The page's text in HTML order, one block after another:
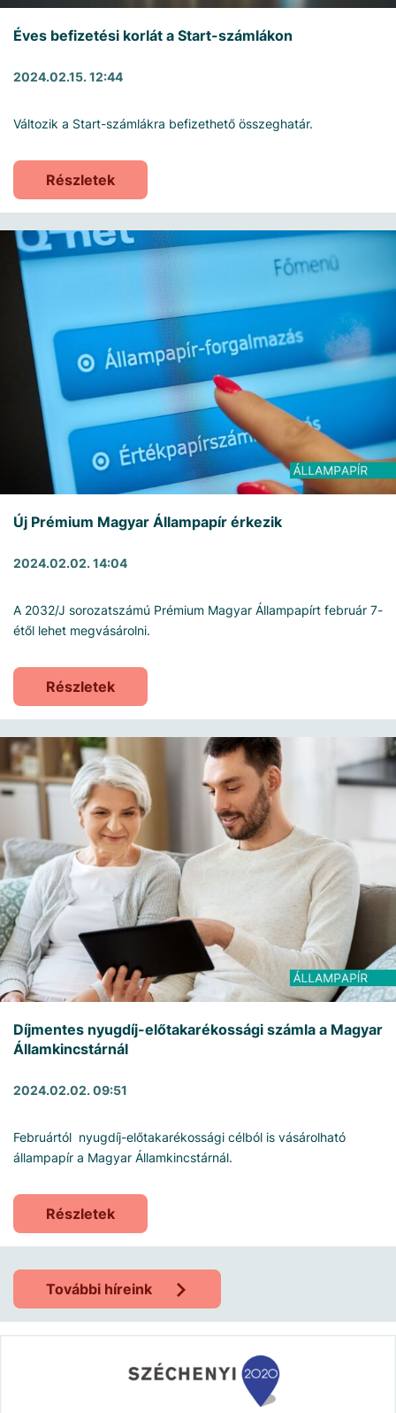
További híreink
Éves befizetési korlát a Start-számlákon
2024.02.15. 12:44
Változik a Start-számlákra befizethető összeghatár.
Részletek
Új Prémium Magyar Állampapír érkezik
2024.02.02. 14:04
A 2032/J sorozatszámú Prémium Magyar Állampapírt február 7-
étől lehet megvásárolni.
Részletek
Díjmentes nyugdíj-előtakarékossági számla a Magyar
Államkincstárnál
2024.02.02. 09:51
Februártól nyugdíj-előtakarékossági célból is vásárolható
állampapír a Magyar Államkincstárnál.
Részletek